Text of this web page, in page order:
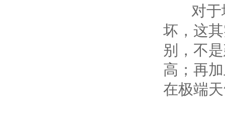
对于地
坏，这
别，不
高；再
在极端